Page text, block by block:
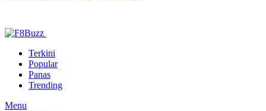
Terkini
Popular
Panas
Trending
Menu